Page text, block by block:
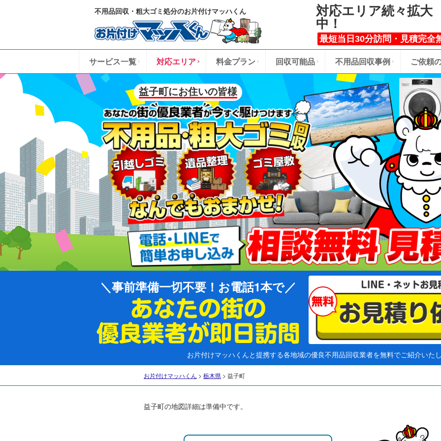
不用品回収・粗大ゴミ処分のお片付けマッハくん 対応エリア続々拡大
中！
最短当日30分訪問・見積完全
サービス一覧 対応エリア 料金プラン 回収可能品 不用品回収事例 ご依頼
益子町にお住いの皆様
事前準備一切不要！お電話1本で
お片付けマッハくんと提携する各地域の優良不用品回収業者を無料でご紹介いた
お片付けマッハくん > 栃木県 > 益子町
益子町の地図詳細は準備中です。